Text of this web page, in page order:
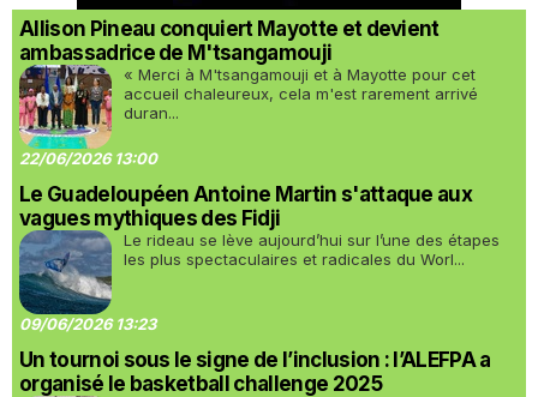
Allison Pineau conquiert Mayotte et devient
ambassadrice de M'tsangamouji
« Merci à M'tsangamouji et à Mayotte pour cet
accueil chaleureux, cela m'est rarement arrivé
duran...
22/06/2026 13:00
Le Guadeloupéen Antoine Martin s'attaque aux
vagues mythiques des Fidji
Le rideau se lève aujourd’hui sur l’une des étapes
les plus spectaculaires et radicales du Worl...
09/06/2026 13:23
Un tournoi sous le signe de l’inclusion : l’ALEFPA a
organisé le basketball challenge 2025